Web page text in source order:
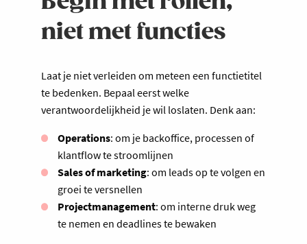
niet met functies
Laat je niet verleiden om meteen een functietitel
te bedenken. Bepaal eerst welke
verantwoordelijkheid je wil loslaten. Denk aan:
Operations: om je backoffice, processen of
klantflow te stroomlijnen
Sales of marketing: om leads op te volgen en
groei te versnellen
Projectmanagement: om interne druk weg
te nemen en deadlines te bewaken